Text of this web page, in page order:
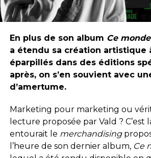
En plus de son album Ce
a étendu sa création artistique
éparpillés dans des éditions
après, on s’en souvient avec
d’amertume.
Marketing pour marketing ou
lecture proposée par Vald ? C’est
entourait le merchandising
l’heure de son dernier album, Ce